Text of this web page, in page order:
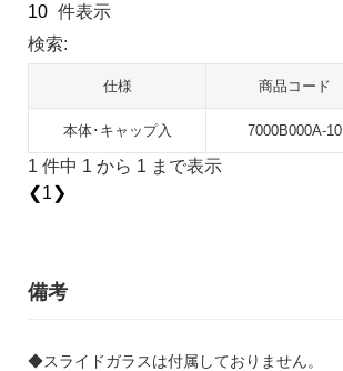
件表示
検索:
仕様 商品コード
本体･キャップ入 7000B000A-10
1 件中 1 から 1 まで表示
❮1❯
備考
◆スライドガラスは付属しておりません。